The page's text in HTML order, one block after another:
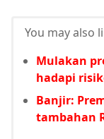
You may also
Mulakan
hadapi
Banjir:
tambahan